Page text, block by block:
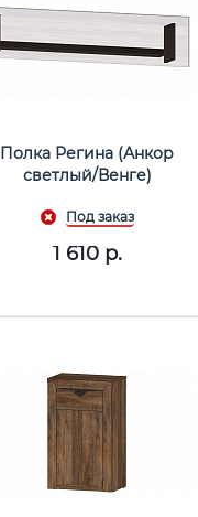
Полка Регина (Анкор
светлый/Венге)
1 610р.